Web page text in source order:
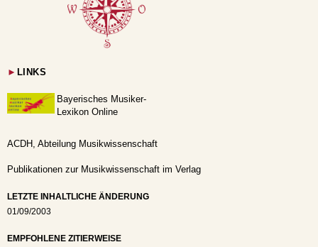
► LINKS
Bayerisches Musiker-
Lexikon Online
ACDH, Abteilung Musikwissenschaft
Publikationen zur Musikwissenschaft im Verlag
LETZTE INHALTLICHE ÄNDERUNG
01/09/2003
EMPFOHLENE ZITIERWEISE